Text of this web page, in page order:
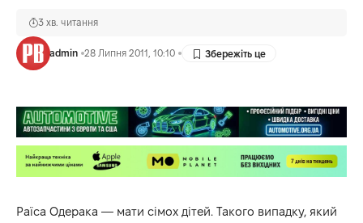
admin 28 Липня 2011, 10:10
3 хв. читання
Раїса Одерака — мати сімох дітей. Такого випадку, який